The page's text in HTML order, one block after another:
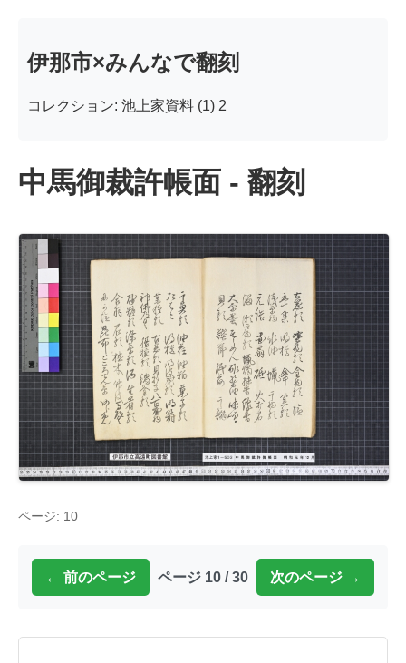
伊那市×みんなで翻刻
コレクション: 池上家資料 (1) 2
中馬御裁許帳面 - 翻刻
ページ: 10
← 前のページ ページ 10 / 30 次のページ →